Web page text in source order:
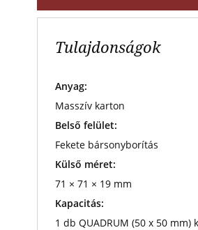
Tulajdonságok
Anyag:
Masszív karton
Belső felület:
Fekete bársonyborítás
Külső méret:
71 × 71 × 19 mm
Kapacitás:
1 db QUADRUM (50 x 50 mm)